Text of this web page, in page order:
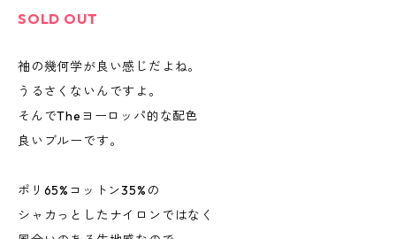
SOLD OUT
袖の幾何学が良い感じだよね。
うるさくないんですよ。
そんでTheヨーロッパ的な配色
良いブルーです。
ポリ65%コットン35%の
シャカっとしたナイロンではなく